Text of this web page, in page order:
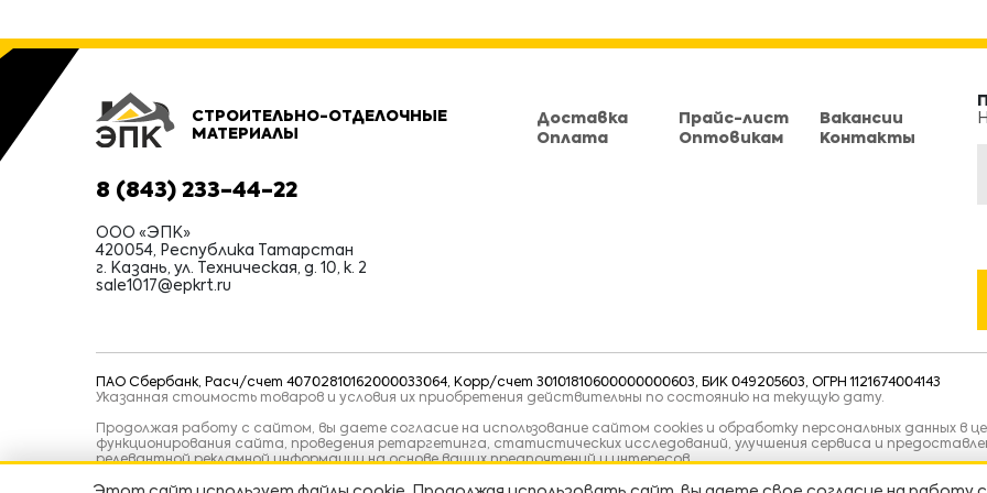
СТРОИТЕЛЬНО-ОТДЕЛОЧНЫЕ
МАТЕРИАЛЫ
8 (843) 233-44-22
ООО «ЭПК»
420054, Республика Татарстан
г. Казань, ул. Техническая, д. 10, к. 2
sale1017@epkrt.ru
Доставка
Оплата
Прайс-лист
Оптовикам
Вакансии
Контакты
ПАО Сбербанк, Расч/счет 40702810162000033064, Корр/счет 30101810600000000603, БИК 049205603, ОГРН 1121674004143
Указанная стоимость товаров и условия их приобретения действительны по состоянию на текущую дату.
Продолжая работу с сайтом, вы даете согласие на использование сайтом cookies и обработку персональных данных в
функционирования сайта, проведения ретаргетинга, статистических исследований, улучшения сервиса и
релевантной рекламной информации на основе ваших предпочтений и интересов.